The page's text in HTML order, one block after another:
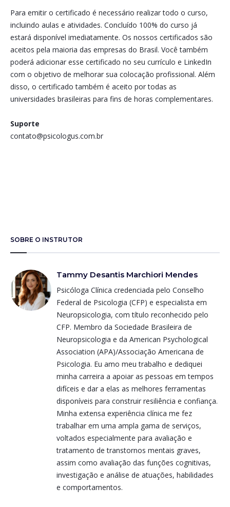
Para emitir o certificado é necessário realizar todo o curso,
incluindo aulas e atividades. Concluído 100% do curso já
estará disponível imediatamente. Os nossos certificados são
aceitos pela maioria das empresas do Brasil. Você também
poderá adicionar esse certificado no seu currículo e LinkedIn
com o objetivo de melhorar sua colocação profissional. Além
disso, o certificado também é aceito por todas as
universidades brasileiras para fins de horas complementares.
Suporte
contato@psicologus.com.br
SOBRE O INSTRUTOR
Tammy Desantis Marchiori Mendes
Psicóloga Clínica credenciada pelo Conselho
Federal de Psicologia (CFP) e especialista em
Neuropsicologia, com título reconhecido pelo
CFP. Membro da Sociedade Brasileira de
Neuropsicologia e da American Psychological
Association (APA)/Associação Americana de
Psicologia. Eu amo meu trabalho e dediquei
minha carreira a apoiar as pessoas em tempos
difíceis e dar a elas as melhores ferramentas
disponíveis para construir resiliência e confiança.
Minha extensa experiência clínica me fez
trabalhar em uma ampla gama de serviços,
voltados especialmente para avaliação e
tratamento de transtornos mentais graves,
assim como avaliação das funções cognitivas,
investigação e análise de atuações, habilidades
e comportamentos.